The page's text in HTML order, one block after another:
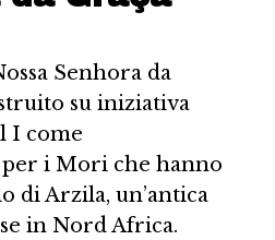
Senhora da
su iniziativa
I come
i Mori che hanno
di Arzila, un’antica
in Nord Africa.